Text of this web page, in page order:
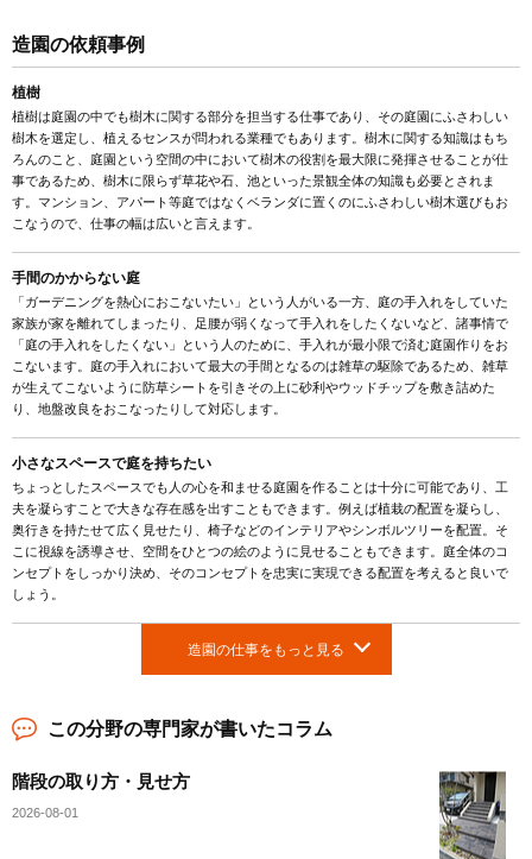
造園の依頼事例
植樹
植樹は庭園の中でも樹木に関する部分を担当する仕事であり、その庭園にふさわしい
樹木を選定し、植えるセンスが問われる業種でもあります。樹木に関する知識はもち
ろんのこと、庭園という空間の中において樹木の役割を最大限に発揮させることが仕
事であるため、樹木に限らず草花や石、池といった景観全体の知識も必要とされま
す。マンション、アパート等庭ではなくベランダに置くのにふさわしい樹木選びもお
こなうので、仕事の幅は広いと言えます。
手間のかからない庭
「ガーデニングを熱心におこないたい」という人がいる一方、庭の手入れをしていた
家族が家を離れてしまったり、足腰が弱くなって手入れをしたくないなど、諸事情で
「庭の手入れをしたくない」という人のために、手入れが最小限で済む庭園作りをお
こないます。庭の手入れにおいて最大の手間となるのは雑草の駆除であるため、雑草
が生えてこないように防草シートを引きその上に砂利やウッドチップを敷き詰めた
り、地盤改良をおこなったりして対応します。
小さなスペースで庭を持ちたい
ちょっとしたスペースでも人の心を和ませる庭園を作ることは十分に可能であり、工
夫を凝らすことで大きな存在感を出すこともできます。例えば植栽の配置を凝らし、
奥行きを持たせて広く見せたり、椅子などのインテリアやシンボルツリーを配置。そ
こに視線を誘導させ、空間をひとつの絵のように見せることもできます。庭全体のコ
ンセプトをしっかり決め、そのコンセプトを忠実に実現できる配置を考えると良いで
しょう。
造園の仕事をもっと見る
この分野の専門家が書いたコラム
階段の取り方・見せ方
2026-08-01